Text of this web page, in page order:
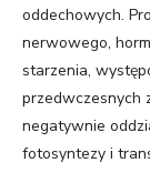
oddechowych.
nerwowego,
starzenia,
przedwczesnych
negatywnie
fotosyntezy i